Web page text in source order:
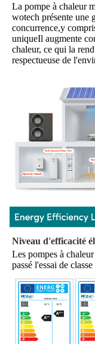
La pompe à chaleur
wotech présente une
concurrence,y
uniqueIl augmente
chaleur, ce qui la
respectueuse de
Niveau d'efficacité
Les pompes à
passé l'essai de